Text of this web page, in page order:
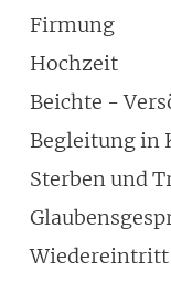
Firmung
Hochzeit
Beichte -
Begleitung in
Sterben und
Wiedereintritt